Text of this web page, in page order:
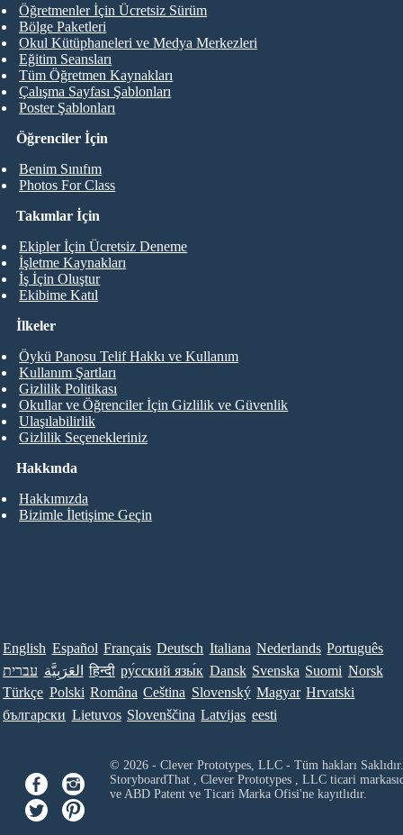
Öğrenciler İçin
Benim Sınıfım
Photos For Class
Öğretmenler İçin Ücretsiz Sürüm
Bölge Paketleri
Okul Kütüphaneleri ve Medya Merkezleri
Eğitim Seansları
Tüm Öğretmen Kaynakları
Çalışma Sayfası Şablonları
Poster Şablonları
Takımlar İçin
Ekipler İçin Ücretsiz Deneme
İşletme Kaynakları
İş İçin Oluştur
Ekibime Katıl
Hakkında
Hakkımızda
Bizimle İletişime Geçin
İlkeler
Öykü Panosu Telif Hakkı ve Kullanım
Kullanım Şartları
Gizlilik Politikası
Okullar ve Öğrenciler İçin Gizlilik ve Güvenlik
Ulaşılabilirlik
Gizlilik Seçenekleriniz
English Español Français Deutsch Italiana Nederlands Português
עברית العَرَبِيَّة हिन्दी ру́сский язы́к Dansk Svenska Suomi Norsk
Türkçe Polski Româna Ceština Slovenský Magyar Hrvatski
български Lietuvos Slovenščina Latvijas eesti
© 2026 - Clever Prototypes, LLC - Tüm hakları Saklıdır.
StoryboardThat , Clever Prototypes , LLCticari
ve ABD Patent ve Ticari Marka Ofisi'ne kayıtlıdır.